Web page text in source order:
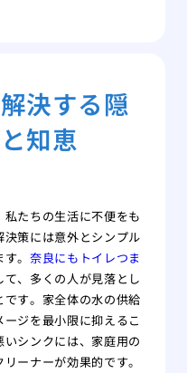
決する隠
知恵
たちの生活に不便をも
策には意外とシンプル
す。奈良にもトイレつま
、多くの人が見落とし
す。家全体の水の供給
ジを最小限に抑えるこ
シンクには、家庭用の
ーナーが効果的です。